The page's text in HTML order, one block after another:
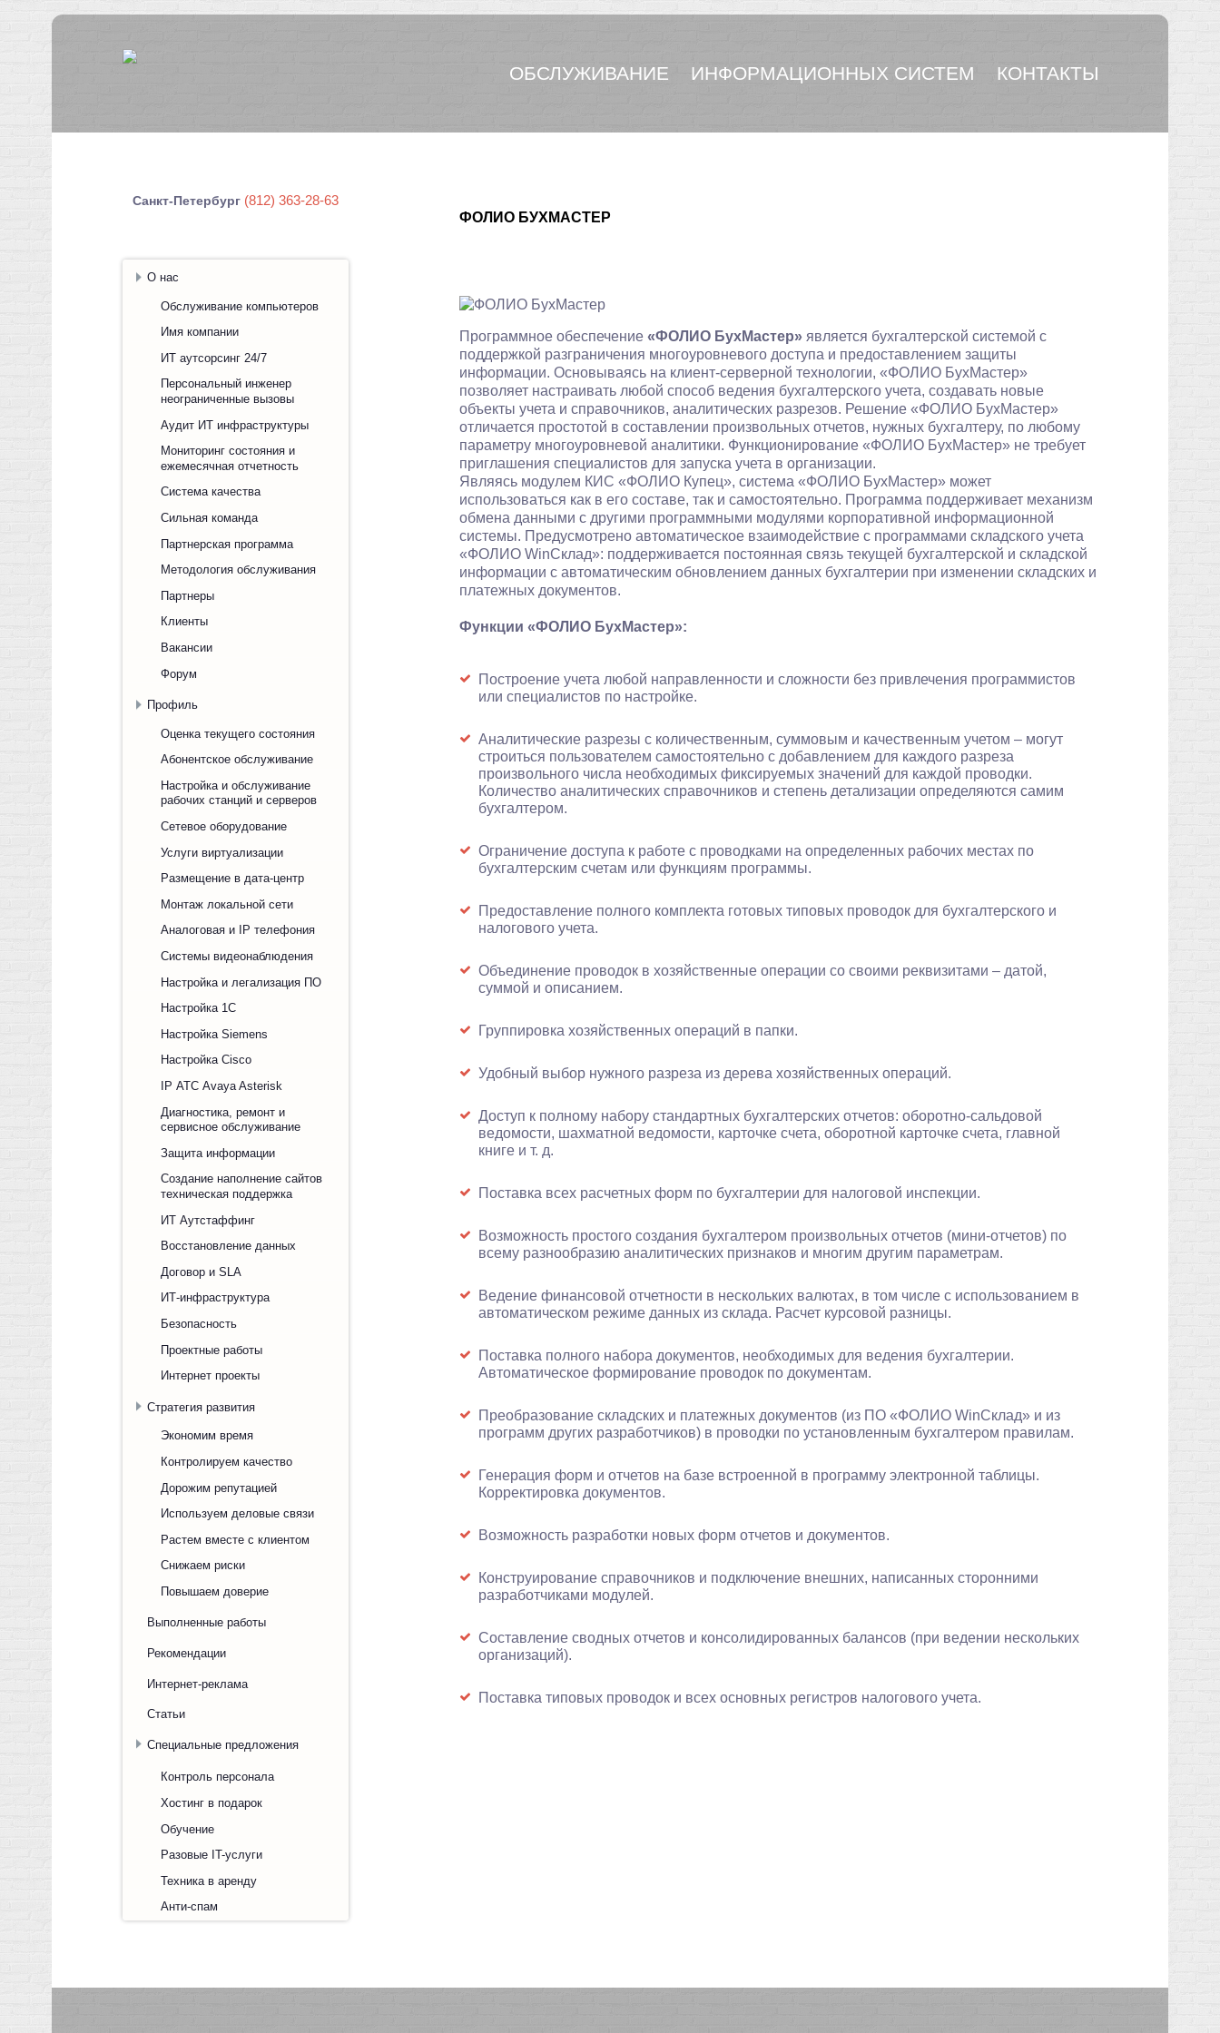
ОБСЛУЖИВАНИЕ ИНФОРМАЦИОННЫХ СИСТЕМ КОНТАКТЫ
ФОЛИО БУХМАСТЕР
Программное обеспечение «ФОЛИО БухМастер»является бухгалтерской системой с
поддержкой разграничения многоуровневого доступа и предоставлением защиты
информации. Основываясь на клиент-серверной технологии, «ФОЛИО БухМастер»
позволяет настраивать любой способ ведения бухгалтерского учета, создавать новые
объекты учета и справочников, аналитических разрезов. Решение «ФОЛИО БухМастер»
отличается простотой в составлении произвольных отчетов, нужных бухгалтеру, по любому
параметру многоуровневой аналитики. Функционирование «ФОЛИО БухМастер» не требует
приглашения специалистов для запуска учета в организации.
Являясь модулем КИС «ФОЛИО Купец», система «ФОЛИО БухМастер» может
использоваться как в его составе, так и самостоятельно. Программа поддерживает механизм
обмена данными с другими программными модулями корпоративной информационной
системы. Предусмотрено автоматическое взаимодействие с программами складского учета
«ФОЛИО WinСклад»: поддерживается постоянная связь текущей бухгалтерской и складской
информации с автоматическим обновлением данных бухгалтерии при изменении складских и
платежных документов.
Функции «ФОЛИО БухМастер»:
Построение учета любой направленности и сложности без привлечения программистов
или специалистов по настройке.
Аналитические разрезы с количественным, суммовым и качественным учетом – могут
строиться пользователем самостоятельно с добавлением для каждого разреза
произвольного числа необходимых фиксируемых значений для каждой проводки.
Количество аналитических справочников и степень детализации определяются самим
бухгалтером.
Ограничение доступа к работе с проводками на определенных рабочих местах по
бухгалтерским счетам или функциям программы.
Предоставление полного комплекта готовых типовых проводок для бухгалтерского и
налогового учета.
Объединение проводок в хозяйственные операции со своими реквизитами – датой,
суммой и описанием.
Группировка хозяйственных операций в папки.
Удобный выбор нужного разреза из дерева хозяйственных операций.
Доступ к полному набору стандартных бухгалтерских отчетов: оборотно-сальдовой
ведомости, шахматной ведомости, карточке счета, оборотной карточке счета, главной
книге и т. д.
Поставка всех расчетных форм по бухгалтерии для налоговой инспекции.
Возможность простого создания бухгалтером произвольных отчетов (мини-отчетов) по
всему разнообразию аналитических признаков и многим другим параметрам.
Ведение финансовой отчетности в нескольких валютах, в том числе с использованием в
автоматическом режиме данных из склада. Расчет курсовой разницы.
Поставка полного набора документов, необходимых для ведения бухгалтерии.
Автоматическое формирование проводок по документам.
Преобразование складских и платежных документов (из ПО «ФОЛИО WinСклад» и из
программ других разработчиков) в проводки по установленным бухгалтером правилам.
Генерация форм и отчетов на базе встроенной в программу электронной таблицы.
Корректировка документов.
Возможность разработки новых форм отчетов и документов.
Конструирование справочников и подключение внешних, написанных сторонними
разработчиками модулей.
Составление сводных отчетов и консолидированных балансов (при ведении нескольких
организаций).
Поставка типовых проводок и всех основных регистров налогового учета.
Санкт-Петербург (812) 363-28-63
О нас
Обслуживание компьютеров
Имя компании
ИТ аутсорсинг 24/7
Персональный инженер
неограниченные вызовы
Аудит ИТ инфраструктуры
Мониторинг состояния и
ежемесячная отчетность
Система качества
Сильная команда
Партнерская программа
Методология обслуживания
Партнеры
Клиенты
Вакансии
Форум
Профиль
Оценка текущего состояния
Абонентское обслуживание
Настройка и обслуживание
рабочих станций и серверов
Сетевое оборудование
Услуги виртуализации
Размещение в дата-центр
Монтаж локальной сети
Аналоговая и IP телефония
Системы видеонаблюдения
Настройка и легализация ПО
Настройка 1С
Настройка Siemens
Настройка Cisco
IP АТС Avaya Asterisk
Диагностика, ремонт и
сервисное обслуживание
Защита информации
Создание наполнение сайтов
техническая поддержка
ИТ Аутстаффинг
Восстановление данных
Договор и SLA
ИТ-инфраструктура
Безопасность
Проектные работы
Интернет проекты
Стратегия развития
Экономим время
Контролируем качество
Дорожим репутацией
Используем деловые связи
Растем вместе с клиентом
Снижаем риски
Повышаем доверие
Выполненные работы
Рекомендации
Интернет-реклама
Статьи
Специальные предложения
Контроль персонала
Хостинг в подарок
Обучение
Разовые IT-услуги
Техника в аренду
Анти-спам